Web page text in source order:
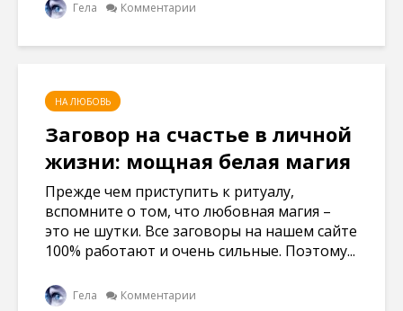
Гела Комментарии
НА ЛЮБОВЬ
Заговор на счастье в личной
жизни: мощная белая магия
Прежде чем приступить к ритуалу,
вспомните о том, что любовная магия –
это не шутки. Все заговоры на нашем сайте
100% работают и очень сильные. Поэтому...
Гела Комментарии